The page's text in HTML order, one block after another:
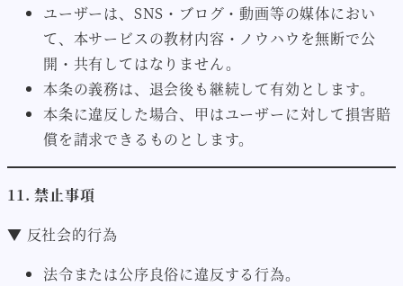
ユーザーは、SNS・ブログ・動画等の媒体におい
て、本サービスの教材内容・ノウハウを無断で公
開・共有してはなりません。
本条の義務は、退会後も継続して有効とします。
本条に違反した場合、甲はユーザーに対して損害賠
償を請求できるものとします。
11. 禁止事項
▼ 反社会的行為
法令または公序良俗に違反する行為。